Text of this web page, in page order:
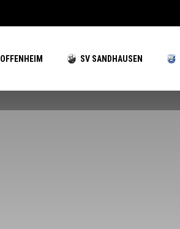
SV SANDHAUSEN